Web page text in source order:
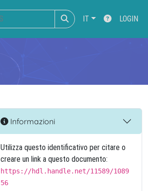
IT LOGIN
Informazioni
Utilizza questo identificativo per citare o
creare un link a questo documento:
https://hdl.handle.net/11589/1089
56